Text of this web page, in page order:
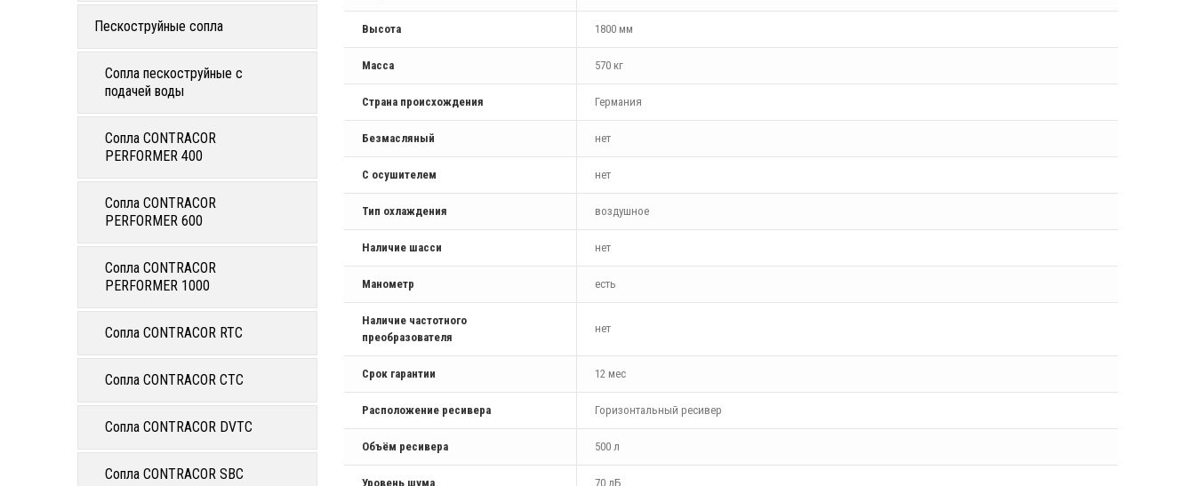
Пескоструйные сопла
Сопла пескоструйные с
подачей воды
Сопла CONTRACOR
PERFORMER 400
Сопла CONTRACOR
PERFORMER 600
Сопла CONTRACOR
PERFORMER 1000
Сопла CONTRACOR RTC
Сопла CONTRACOR CTC
Сопла CONTRACOR DVTC
Сопла CONTRACOR SBC
Высота 1800 мм
Масса 570 кг
Страна происхождения Германия
Безмасляный нет
С осушителем нет
Тип охлаждения воздушное
Наличие шасси нет
Манометр есть
Наличие частотного
преобразователя
нет
Срок гарантии 12 мес
Расположение ресивера Горизонтальный ресивер
Объём ресивера 500 л
Уровень шума 70 дБ